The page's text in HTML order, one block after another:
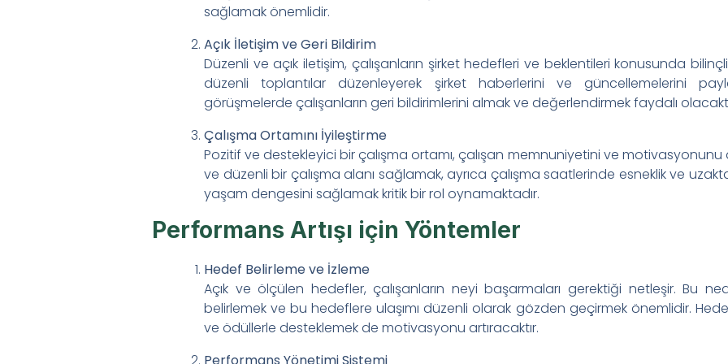
İletişim
sağlamak önemlidir.
Açık İletişim ve Geri Bildirim
Düzenli ve açık iletişim, çalışanların şirket hedefleri ve beklentileri konusunda
düzenli toplantılar düzenleyerek şirket haberlerini ve güncellemelerini
görüşmelerde çalışanların geri bildirimlerini almak ve değerlendirmek faydalı
Çalışma Ortamını İyileştirme
Pozitif ve destekleyici bir çalışma ortamı, çalışan memnuniyetini ve motivasyonunu
ve düzenli bir çalışma alanı sağlamak, ayrıca çalışma saatlerinde esneklik ve
yaşam dengesini sağlamak kritik bir rol oynamaktadır.
Performans Artışı için Yöntemler
Hedef Belirleme ve İzleme
Açık ve ölçülen hedefler, çalışanların neyi başarmaları gerektiği netleşir. Bu
belirlemek ve bu hedeflere ulaşımı düzenli olarak gözden geçirmek önemlidir.
ve ödüllerle desteklemek de motivasyonu artıracaktır.
Performans Yönetimi Sistemi